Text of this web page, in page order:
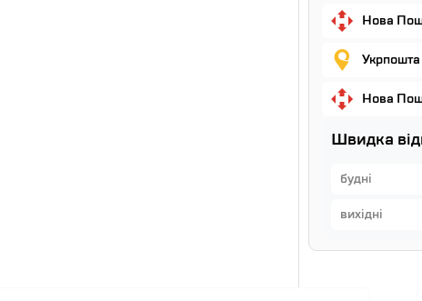
Нова
Укрпошта
Нова
Швидка
будні
вихідні